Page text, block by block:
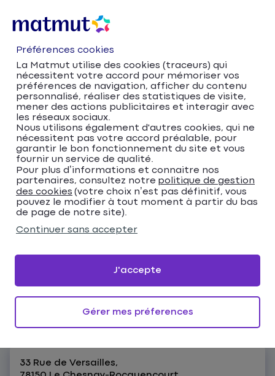
Accueil
Trouver votre agence Matmut
Île-de-France
Yvelines
Le Chesnay-Rocquencourt
Matmut Assurances 33 Rue de Versailles, Le
Chesnay-Rocquencourt
Matmut Assurances 33
Rue de Versailles, Le
Chesnay-Rocquencourt
33 Rue de Versailles,
Préférences cookies
La Matmut utilise des cookies (traceurs) qui
nécessitent votre accord pour mémoriser vos
préférences de navigation, afficher du contenu
personnalisé, réaliser des statistiques de visite,
mener des actions publicitaires et interagir avec
les réseaux sociaux.
Nous utilisons également d'autres cookies, qui ne
nécessitent pas votre accord préalable, pour
garantir le bon fonctionnement du site et vous
fournir un service de qualité.
Pour plus d’informations et connaitre nos
partenaires, consultez notre politique de gestion
des cookies (votre choix n’est pas définitif, vous
pouvez le modifier à tout moment à partir du bas
de page de notre site).
Continuer sans accepter
Gérer mes préferences
J'accepte